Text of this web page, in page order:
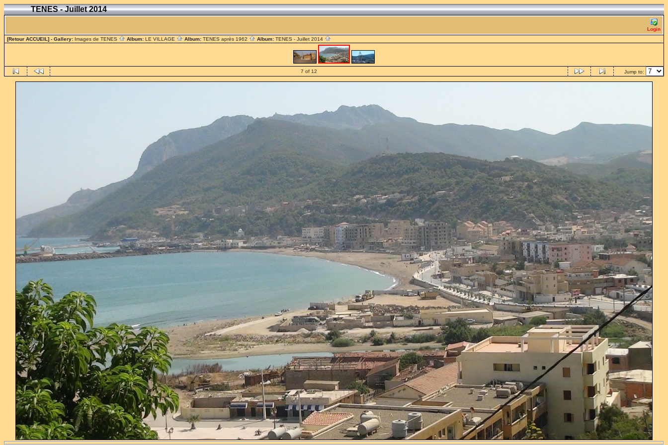
TENES - Juillet 2014
Login
[Retour ACCUEIL] - Gallery: Images de TENES Album: LE VILLAGE Album: TENES après 1962 Album: TENES - Juillet 2014
7 of 12 Jump to: